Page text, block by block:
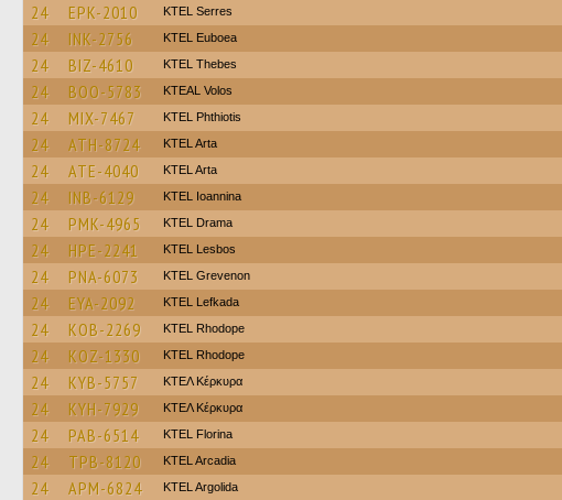
24 EPK-2010 KTEL Serres
24 INK-2756 ΚΤΕL Euboea
24 BIZ-4610 KTEL Thebes
24 BOO-5783 KTEAL Volos
24 MIX-7467 ΚΤΕL Phthiotis
24 ATH-8724 KTEL Arta
24 ATE-4040 KTEL Arta
24 INB-6129 KTEL Ioannina
24 PMK-4965 KTEL Drama
24 HPE-2241 KTEL Lesbos
24 PNA-6073 ΚΤΕL Grevenon
24 EYA-2092 KTEL Lefkada
24 KOB-2269 KTEL Rhodope
24 KOZ-1330 KTEL Rhodope
24 KYB-5757 ΚΤΕΛ Κέρκυρα
24 KYH-7929 ΚΤΕΛ Κέρκυρα
24 PAB-6514 KTEL Florina
24 TPB-8120 KTEL Arcadia
24 APM-6824 KTEL Argolida